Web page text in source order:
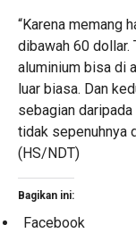
“Karena memang
dibawah 60 dollar.
aluminium bisa di
luar biasa. Dan
sebagian
tidak sepenuhnya
(HS/NDT)
Bagikan ini:
Facebook